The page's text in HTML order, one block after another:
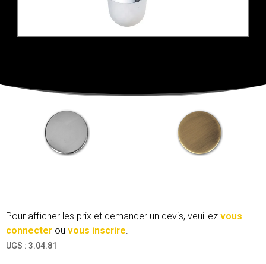
Pour afficher les prix et demander un devis, veuillez vous
connecter ou vous inscrire.
UGS : 3.04.81